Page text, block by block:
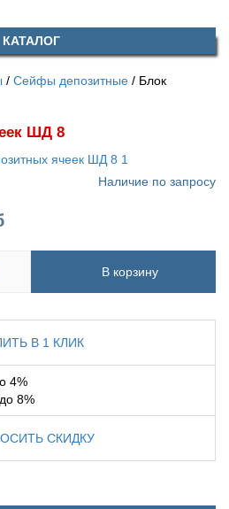
КАТАЛОГ
Сейфы депозитные
Блок
ШД 8
Наличие по запросу
В корзину
В 1 КЛИК
4%
8%
СКИДКУ